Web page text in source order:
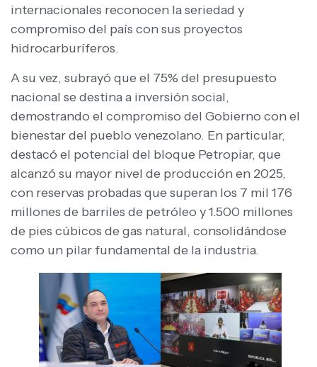
internacionales reconocen la seriedad y
compromiso del país con sus proyectos
hidrocarburíferos.
A su vez, subrayó que el 75% del presupuesto
nacional se destina a inversión social,
demostrando el compromiso del Gobierno con el
bienestar del pueblo venezolano. En particular,
destacó el potencial del bloque Petropiar, que
alcanzó su mayor nivel de producción en 2025,
con reservas probadas que superan los 7 mil 176
millones de barriles de petróleo y 1.500 millones
de pies cúbicos de gas natural, consolidándose
como un pilar fundamental de la industria.